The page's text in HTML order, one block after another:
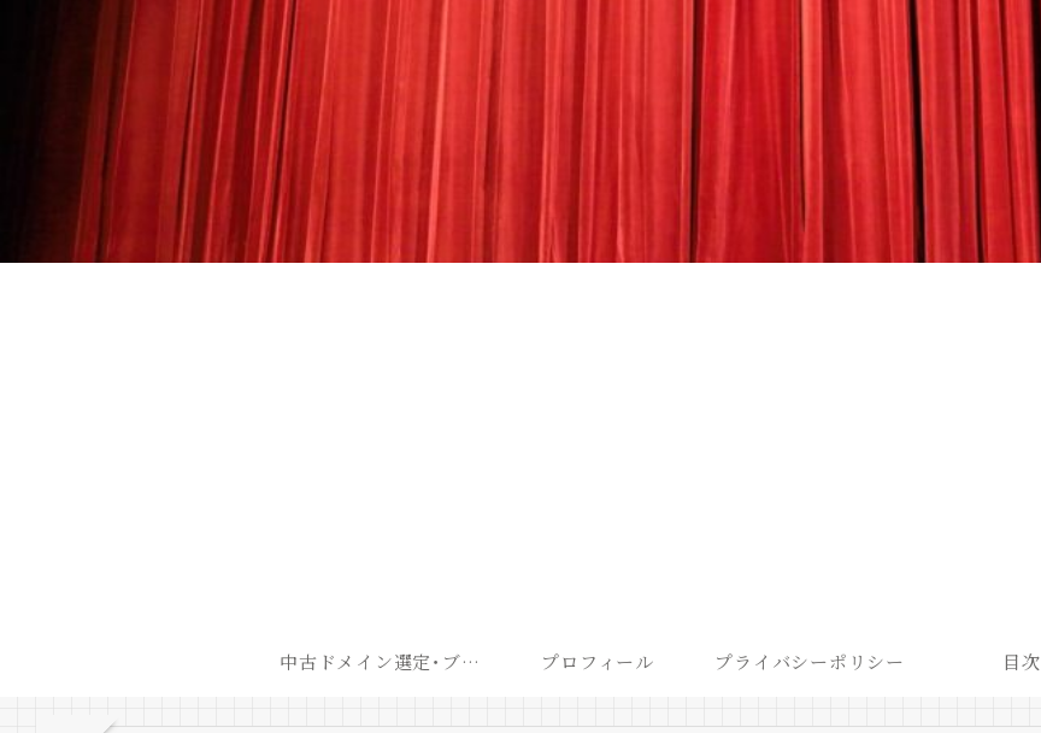
中古ドメイン選定･ブログ開設後最短での収益化戦略 プロフィール プライバシーポリシー 目次